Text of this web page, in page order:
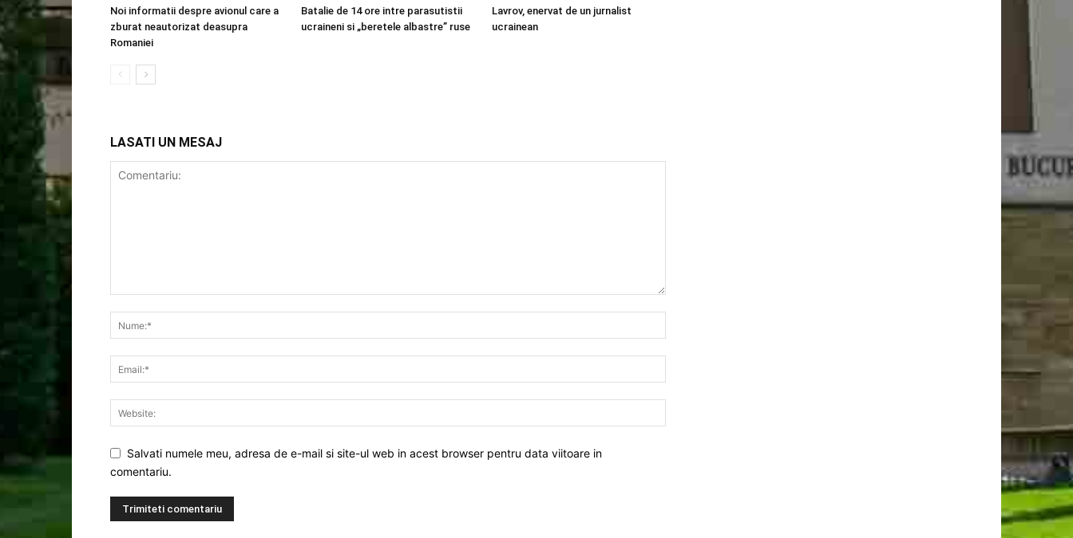
Noi informatii despre avionul care a
zburat neautorizat deasupra
Romaniei
Batalie de 14 ore intre parasutistii
ucraineni si „beretele albastre” ruse
Lavrov, enervat de un jurnalist
ucrainean
LASATI UN MESAJ
Salvati numele meu, adresa de e-mail si site-ul web in acest browser pentru data viitoare in
comentariu.